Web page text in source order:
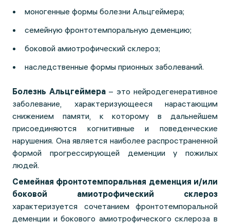
моногенные формы болезни Альцгеймера;
семейную фронтотемпоральную деменцию;
боковой амиотрофический склероз;
наследственные формы прионных заболеваний.
Болезнь Альцгеймера– это нейродегенеративное
заболевание, характеризующееся нарастающим
снижением памяти, к которому в дальнейшем
присоединяются когнитивные и поведенческие
нарушения. Она является наиболее распространенной
формой прогрессирующей деменции у пожилых
людей.
Семейная фронтотемпоральная деменция и/или
боковой амиотрофический склероз
характеризуется сочетанием фронтотемпоральной
деменции и бокового амиотрофического склероза в